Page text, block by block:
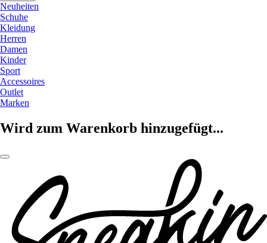
Neuheiten
Schuhe
Kleidung
Herren
Damen
Kinder
Sport
Accessoires
Outlet
Marken
Wird zum Warenkorb hinzugefügt...